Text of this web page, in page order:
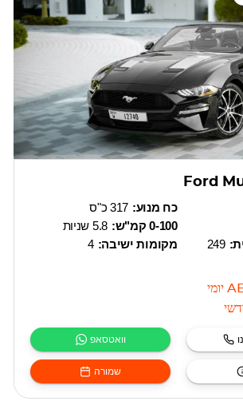
Ford
כח מנוע: 317 כ"ס
0-100 קמ"ש:
5.8 שניות
מקומות ישיבה: 4
249
יומי
וואטסאפ
שמורה